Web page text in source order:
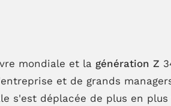
mondiale et la génération Z
et de grands
déplacée de plus en